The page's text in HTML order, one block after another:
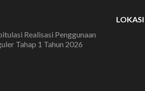
Realisasi Penggunaan
Tahap 1 Tahun 2026
LOKASI